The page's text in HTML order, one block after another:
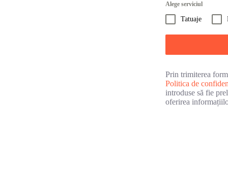
Alege serviciul
Tatuaje
Prin trimiterea
Politica de
introduse să fie
oferirea